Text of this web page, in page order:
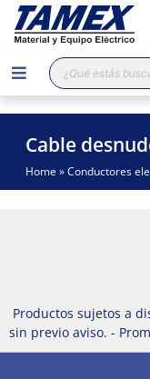
Búsqueda
de
productos
Cable
Home »Conductores
Productos sujetos a
sin previo aviso. -